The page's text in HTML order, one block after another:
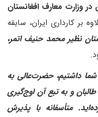
در وزارت معارف افغانستان
بر کارداری ایران، سابقه
نظیر محمد حنیف اتمر،
داشتیم، حضرت‌عالی به
و به تبع آن اوج‌گیری
متأسفانه با پذیرش